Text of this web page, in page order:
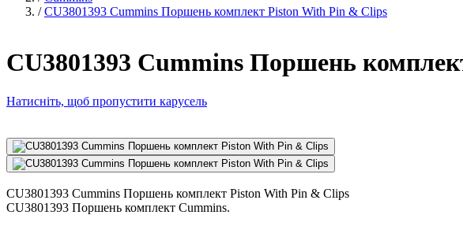
/ CU3801393 Cummins Поршень комплект Piston With Pin & Clips
CU3801393 Cummins Поршень
Натисніть, щоб пропустити карусель
CU3801393 Cummins Поршень комплект Piston With Pin & Clips
CU3801393 Поршень комплект Cummins.